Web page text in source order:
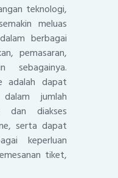
teknologi,
meluas
berbagai
pemasaran,
sebagainya.
adalah dapat
jumlah
dan diakses
serta dapat
keperluan
tiket,